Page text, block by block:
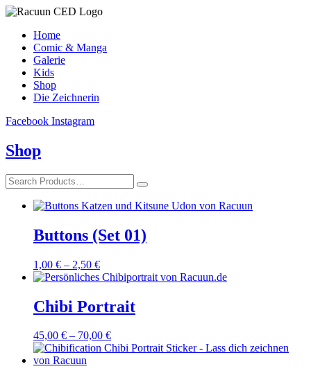
Home
Comic & Manga
Galerie
Kids
Shop
Die Zeichnerin
Facebook Instagram
Shop
Buttons (Set 01)
1,00 € – 2,50 €
Chibi Portrait
45,00 € – 70,00 €